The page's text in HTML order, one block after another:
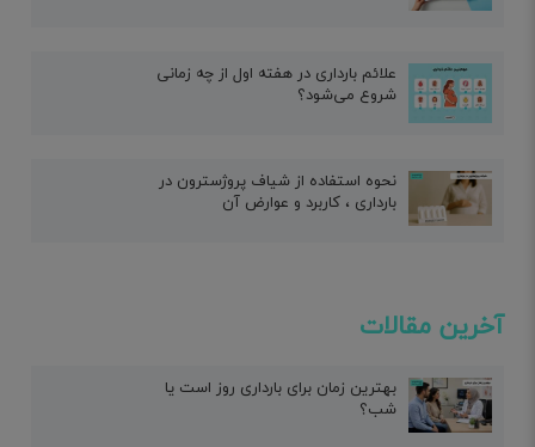
علائم بارداری در هفته اول از چه زمانی
شروع می‌شود؟
نحوه استفاده از شیاف پروژسترون در
بارداری ، کاربرد و عوارض آن
آخرین مقالات
بهترین زمان برای بارداری روز است یا
شب؟